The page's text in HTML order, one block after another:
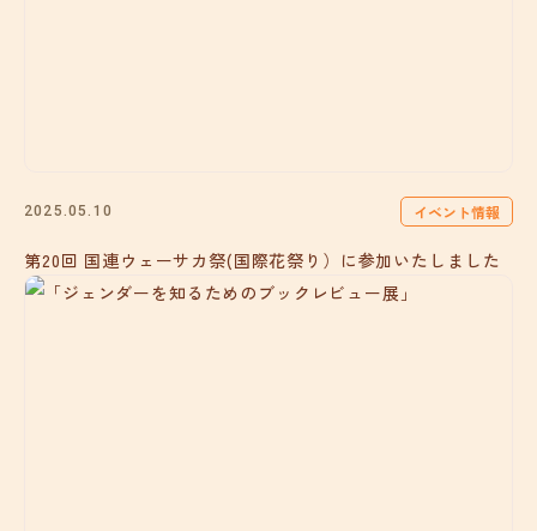
2025.05.10 イベント情報
第20回 国連ウェーサカ祭(国際花祭り）に参加いたしました